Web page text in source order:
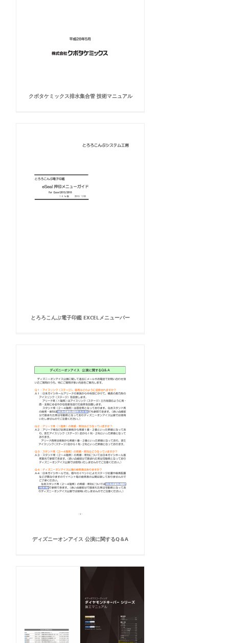
クボタケミックス排水集合管 技術マニュアル
とろろこんぶ電子印鑑 EXCELメニューバー
ディズニーオンアイス 公演に関するQ＆A